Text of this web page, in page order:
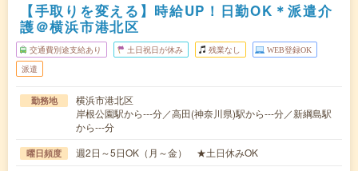
【手取りを変える】時給UP！日勤OK＊派遣介
護＠横浜市港北区
交通費別途支給あり 土日祝日が休み 残業なし WEB登録OK
派遣
勤務地
横浜市港北区
岸根公園駅から---分／高田(神奈川県)駅から---分／新綱島駅
から---分
曜日頻度 週2日～5日OK（月～金） ★土日休みOK